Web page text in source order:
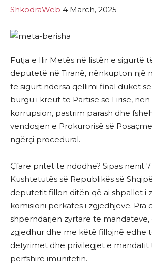
ShkodraWeb 4 March, 2025
Futja e Ilir Metës në listën e sigurtë
deputetë në Tiranë, nënkupton një
të sigurt ndërsa qëllimi final duket
burgu i kreut të Partisë së Lirisë,
korrupsion, pastrim parash dhe
vendosjen e Prokurorisë së
ngërçi procedural.
Çfarë pritet të ndodhë? Sipas nenit
Kushtetutës së Republikës së
deputetit fillon ditën që ai shpallet i
komisioni përkatës i zgjedhjeve. Pra
shpërndarjen zyrtare të
zgjedhur dhe me këtë fillojnë edhe
detyrimet dhe privilegjet e mandatit
përfshirë imunitetin.